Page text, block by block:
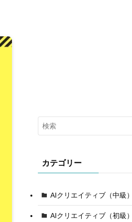
カテゴリー
AIクリエイティブ（中級）
AIクリエイティブ（初級）